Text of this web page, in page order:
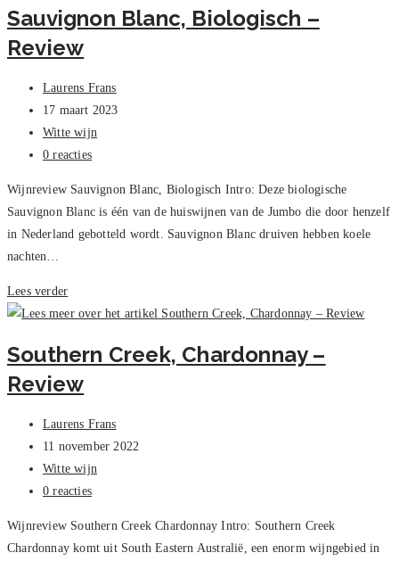
–
Review
Sauvignon Blanc, Biologisch –
Review
Bericht
auteur:
Laurens Frans
Bericht
gepubliceerd
op:
17 maart 2023
Berichtcategorie:
Witte wijn
Bericht
0 reacties
Wijnreview Sauvignon Blanc, Biologisch Intro: Deze biologische
Sauvignon Blanc is één van de huiswijnen van de Jumbo die door henzelf
in Nederland gebotteld wordt. Sauvignon Blanc druiven hebben koele
nachten…
Lees verderSauvignon
Blanc,
–
Review
Southern Creek, Chardonnay –
Review
Bericht
auteur:
Laurens Frans
Bericht
gepubliceerd
op:
11 november 2022
Berichtcategorie:
Witte wijn
Bericht
0 reacties
Wijnreview Southern Creek Chardonnay Intro: Southern Creek
Chardonnay komt uit South Eastern Australië, een enorm wijngebied in